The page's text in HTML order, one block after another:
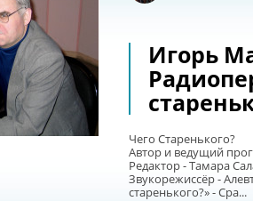
Игорь
Чего Старенького?
Автор и ведущий
Редактор - Тамара
Звукорежиссёр -
старенького?» - Сра...